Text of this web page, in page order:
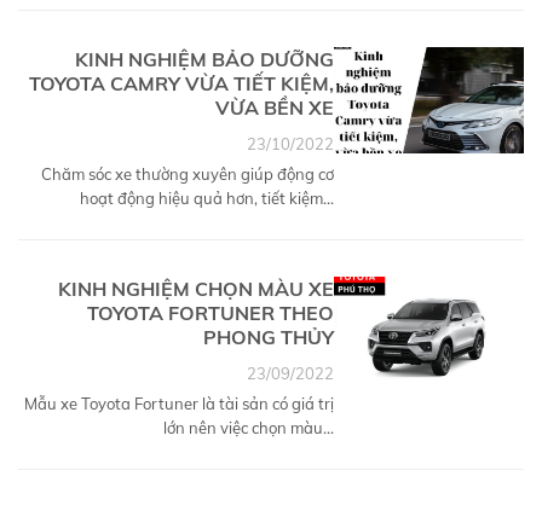
KINH NGHIỆM BẢO DƯỠNG
TOYOTA CAMRY VỪA TIẾT KIỆM,
VỪA BỀN XE
Chăm sóc xe thường xuyên giúp động cơ
hoạt động hiệu quả hơn, tiết kiệm...
23/10/2022
KINH NGHIỆM CHỌN MÀU XE
TOYOTA FORTUNER THEO
PHONG THỦY
Mẫu xe Toyota Fortuner là tài sản có giá trị
lớn nên việc chọn màu...
23/09/2022